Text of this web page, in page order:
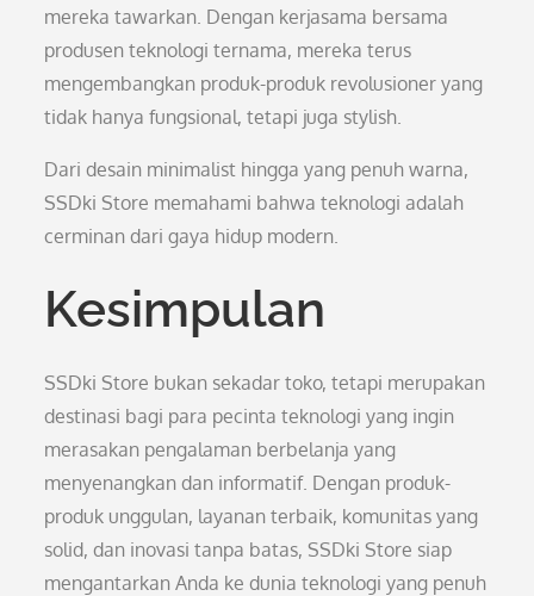
mereka tawarkan. Dengan kerjasama bersama
produsen teknologi ternama, mereka terus
mengembangkan produk-produk revolusioner yang
tidak hanya fungsional, tetapi juga stylish.
Dari desain minimalist hingga yang penuh warna,
SSDki Store memahami bahwa teknologi adalah
cerminan dari gaya hidup modern.
Kesimpulan
SSDki Store bukan sekadar toko, tetapi merupakan
destinasi bagi para pecinta teknologi yang ingin
merasakan pengalaman berbelanja yang
menyenangkan dan informatif. Dengan produk-
produk unggulan, layanan terbaik, komunitas yang
solid, dan inovasi tanpa batas, SSDki Store siap
mengantarkan Anda ke dunia teknologi yang penuh